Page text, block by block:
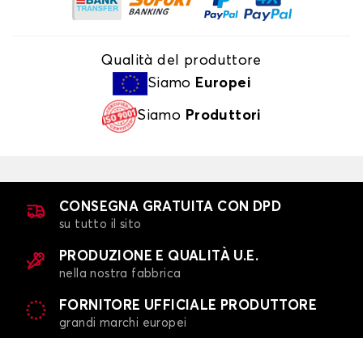
Qualità del produttore
Siamo Europei
Siamo Produttori
CONSEGNA GRATUITA CON DPD
su tutto il sito
PRODUZIONE E QUALITÀ U.E.
nella nostra fabbrica
FORNITORE UFFICIALE PRODUTTORE
grandi marchi europei